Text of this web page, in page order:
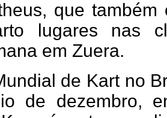
que
lugares nas
em Zuera.
de Kart no
de dezembro,